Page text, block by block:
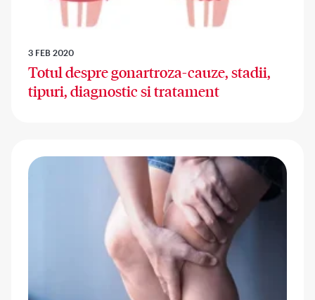
3 FEB 2020
Totul despre gonartroza-cauze, stadii,
tipuri, diagnostic si tratament